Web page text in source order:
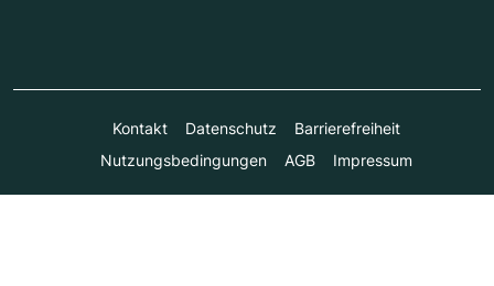
Kontakt Datenschutz
Barrierefreiheit
Nutzungsbedingungen
AGB Impressum